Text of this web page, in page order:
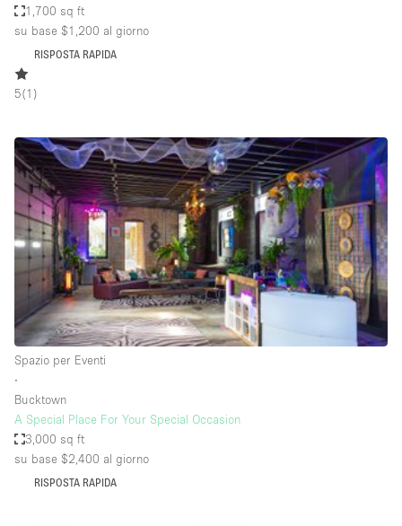
Atelier / Laboratorio
Fiera/festival
Galleria d'arte
Hall
Imbarcazione
Magazzino
Negozio in centro commerciale
Ristorante/bar/caffè
Sala conferenze
Salone
Spazio creativo
Spazio hall
1,700 sq ft
su base $1,200 al giorno
RISPOSTA RAPIDA
5(1 )
Spazio per Eventi
∙
Bucktown
A Special Place For Your Special Occasion
3,000 sq ft
su base $2,400 al giorno
RISPOSTA RAPIDA